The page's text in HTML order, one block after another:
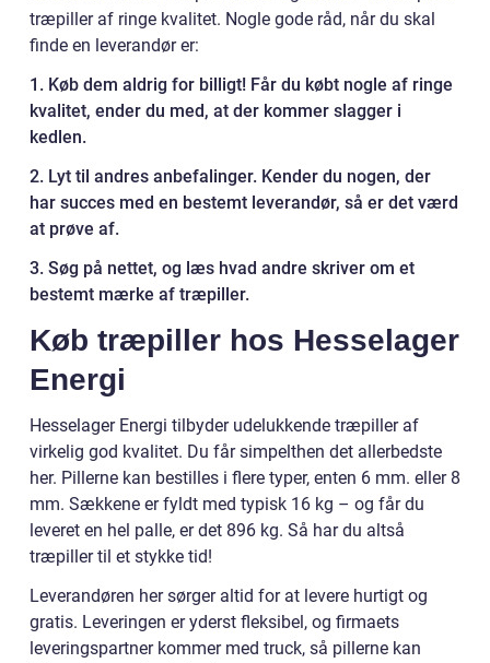
træpiller af ringe kvalitet. Nogle gode råd, når du skal
finde en leverandør er:
1. Køb dem aldrig for billigt! Får du købt nogle af ringe
kvalitet, ender du med, at der kommer slagger i
kedlen.
2. Lyt til andres anbefalinger. Kender du nogen, der
har succes med en bestemt leverandør, så er det værd
at prøve af.
3. Søg på nettet, og læs hvad andre skriver om et
bestemt mærke af træpiller.
Køb træpiller hos Hesselager
Energi
Hesselager Energi tilbyder udelukkende træpiller af
virkelig god kvalitet. Du får simpelthen det allerbedste
her. Pillerne kan bestilles i flere typer, enten 6 mm. eller 8
mm. Sækkene er fyldt med typisk 16 kg – og får du
leveret en hel palle, er det 896 kg. Så har du altså
træpiller til et stykke tid!
Leverandøren her sørger altid for at levere hurtigt og
gratis. Leveringen er yderst fleksibel, og firmaets
leveringspartner kommer med truck, så pillerne kan